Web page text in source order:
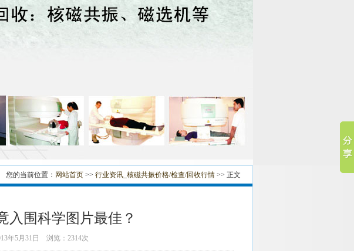
您的当前位置： 网站首页 >> 行业资讯_核磁共振价格/检查/回收行情 >> 正文
入围科学图片最佳？
年5月31日 浏览：2314次